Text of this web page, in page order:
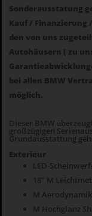
Sonderausstatung
Kauf / Finanzierung
den von uns
Autohäusern ( zu
bei allen BMW
möglich.
Dieser BMW
großzügigen
Grundausstattung
Exterieur
LED-
18" M
M
M Hochglanz